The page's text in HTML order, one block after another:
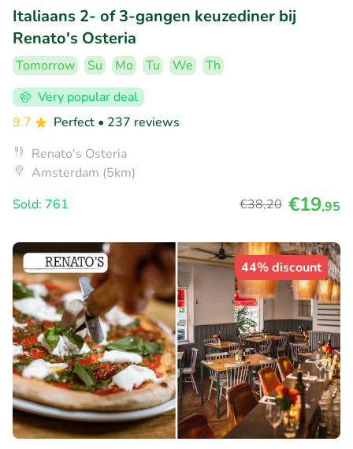
Italiaans 2- of 3-gangen keuzediner bij
Renato's Osteria
Tomorrow Su Mo Tu We
Th
Very popular deal
9.7
Perfect • 237 reviews
Renato's Osteria
Amsterdam (5km)
Sold: 761
€38,20 €19,95
44% discount